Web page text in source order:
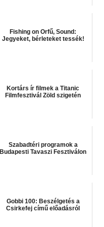
Fishing on Orfű, Sound:
Jegyeket, bérleteket tessék!
Kortárs ír filmek a Titanic
Filmfesztivál Zöld szigetén
Szabadtéri programok a
Budapesti Tavaszi Fesztiválon
Gobbi 100: Beszélgetés a
Csirkefej című előadásról